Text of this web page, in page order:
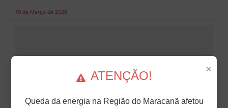
10 de Março de 2026
×
ATENÇÃO!
Queda da energia na Região do Maracanã afetou